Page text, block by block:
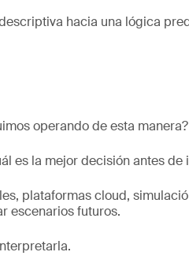
hacia una lógica
operando de esta manera?
es la mejor decisión antes de
plataformas cloud,
escenarios futuros.